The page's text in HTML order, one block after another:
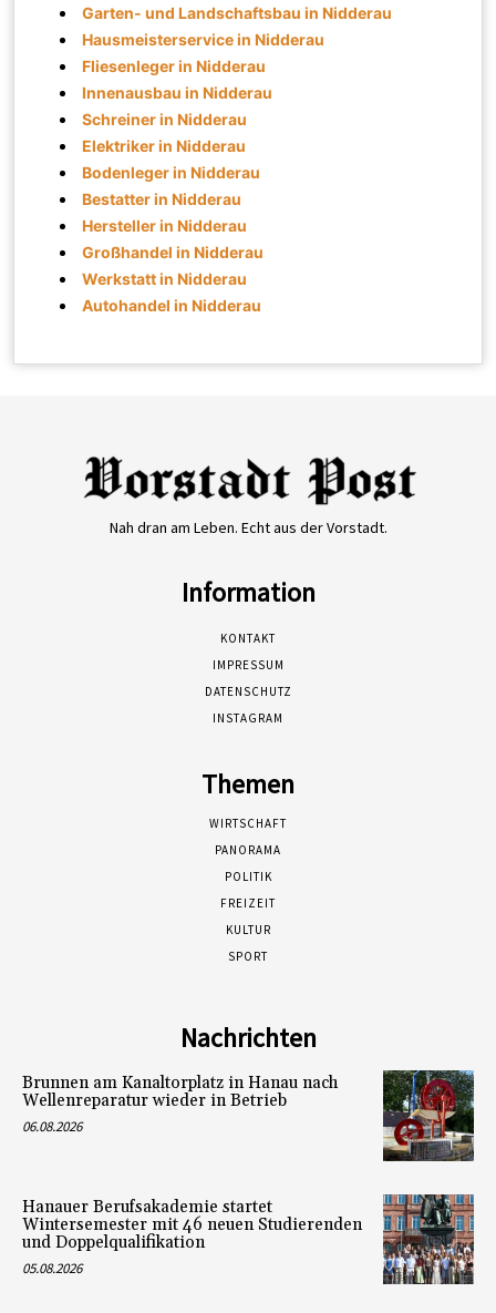
Garten- und Landschaftsbau in Nidderau
Hausmeisterservice in Nidderau
Fliesenleger in Nidderau
Innenausbau in Nidderau
Schreiner in Nidderau
Elektriker in Nidderau
Bodenleger in Nidderau
Bestatter in Nidderau
Hersteller in Nidderau
Großhandel in Nidderau
Werkstatt in Nidderau
Autohandel in Nidderau
Nah dran am Leben. Echt aus der Vorstadt.
Information
KONTAKT
IMPRESSUM
DATENSCHUTZ
INSTAGRAM
Themen
WIRTSCHAFT
PANORAMA
POLITIK
FREIZEIT
KULTUR
SPORT
Nachrichten
Brunnen am Kanaltorplatz in Hanau nach
Wellenreparatur wieder in Betrieb
06.08.2026
Hanauer Berufsakademie startet
Wintersemester mit 46 neuen Studierenden
und Doppelqualifikation
05.08.2026